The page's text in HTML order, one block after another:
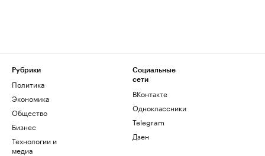
Рубрики
Политика
Экономика
Общество
Бизнес
Технологии и
медиа
Социальные
сети
ВКонтакте
Одноклассники
Telegram
Дзен